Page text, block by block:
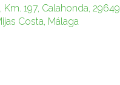
Km. 197, Calahonda, 29649
Costa, Málaga